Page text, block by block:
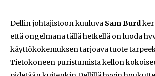
Dellin johtajistoon kuuluva Sam Burd
että ongelmana tällä hetkellä on luoda
käyttökokemuksen tarjoava tuote
Tietokoneen puristumista kellon